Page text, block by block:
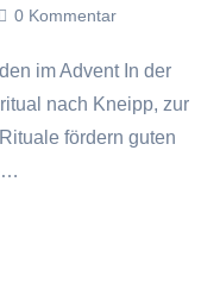
0 Kommentar
nach Kneipp, zur
fördern guten